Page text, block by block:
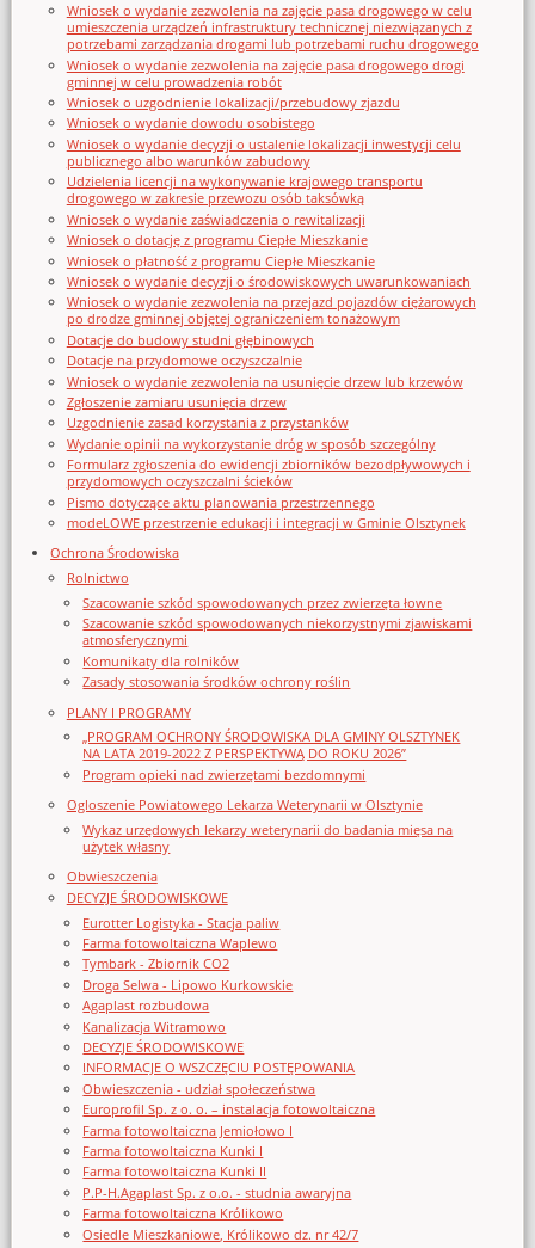
Wniosek o wydanie zezwolenia na zajęcie pasa drogowego w celu
umieszczenia urządzeń infrastruktury technicznej niezwiązanych z
potrzebami zarządzania drogami lub potrzebami ruchu drogowego
Wniosek o wydanie zezwolenia na zajęcie pasa drogowego drogi
gminnej w celu prowadzenia robót
Wniosek o uzgodnienie lokalizacji/przebudowy zjazdu
Wniosek o wydanie dowodu osobistego
Wniosek o wydanie decyzji o ustalenie lokalizacji inwestycji celu
publicznego albo warunków zabudowy
Udzielenia licencji na wykonywanie krajowego transportu
drogowego w zakresie przewozu osób taksówką
Wniosek o wydanie zaświadczenia o rewitalizacji
Wniosek o dotację z programu Ciepłe Mieszkanie
Wniosek o płatność z programu Ciepłe Mieszkanie
Wniosek o wydanie decyzji o środowiskowych uwarunkowaniach
Wniosek o wydanie zezwolenia na przejazd pojazdów ciężarowych
po drodze gminnej objętej ograniczeniem tonażowym
Dotacje do budowy studni głębinowych
Dotacje na przydomowe oczyszczalnie
Wniosek o wydanie zezwolenia na usunięcie drzew lub krzewów
Zgłoszenie zamiaru usunięcia drzew
Uzgodnienie zasad korzystania z przystanków
Wydanie opinii na wykorzystanie dróg w sposób szczególny
Formularz zgłoszenia do ewidencji zbiorników bezodpływowych i
przydomowych oczyszczalni ścieków
Pismo dotyczące aktu planowania przestrzennego
modeLOWE przestrzenie edukacji i integracji w Gminie Olsztynek
Ochrona Środowiska
Rolnictwo
Szacowanie szkód spowodowanych przez zwierzęta łowne
Szacowanie szkód spowodowanych niekorzystnymi zjawiskami
atmosferycznymi
Komunikaty dla rolników
Zasady stosowania środków ochrony roślin
PLANY I PROGRAMY
„PROGRAM OCHRONY ŚRODOWISKA DLA GMINY OLSZTYNEK
NA LATA 2019-2022 Z PERSPEKTYWĄ DO ROKU 2026”
Program opieki nad zwierzętami bezdomnymi
Ogloszenie Powiatowego Lekarza Weterynarii w Olsztynie
Wykaz urzędowych lekarzy weterynarii do badania mięsa na
użytek własny
Obwieszczenia
DECYZJE ŚRODOWISKOWE
Eurotter Logistyka - Stacja paliw
Farma fotowoltaiczna Waplewo
Tymbark - Zbiornik CO2
Droga Selwa - Lipowo Kurkowskie
Agaplast rozbudowa
Kanalizacja Witramowo
DECYZJE ŚRODOWISKOWE
INFORMACJE O WSZCZĘCIU POSTĘPOWANIA
Obwieszczenia - udział społeczeństwa
Europrofil Sp. z o. o. – instalacja fotowoltaiczna
Farma fotowoltaiczna Jemiołowo I
Farma fotowoltaiczna Kunki I
Farma fotowoltaiczna Kunki II
P.P-H.Agaplast Sp. z o.o. - studnia awaryjna
Farma fotowoltaiczna Królikowo
Osiedle Mieszkaniowe, Królikowo dz. nr 42/7